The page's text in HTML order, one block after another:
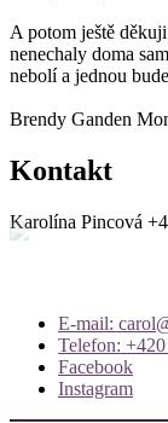
A potom ještě
nenechaly doma
nebolí a jednou
Brendy Ganden
Kontakt
Karolína Pincová
E-mail:
Telefon:
Facebook
Instagram